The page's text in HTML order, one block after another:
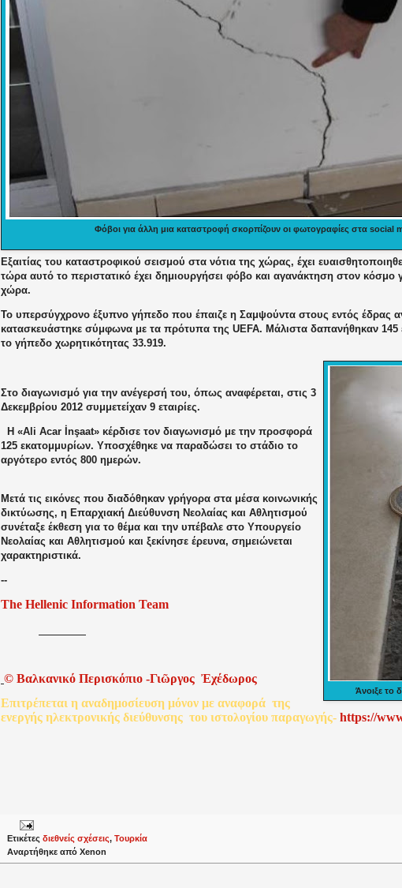
Φόβοι για άλλη μια καταστροφή σκορπίζουν οι φωτογραφίες στα social
Εξαιτίας του καταστροφικού σεισμού στα νότια της χώρας, έχει
τώρα αυτό το περιστατικό έχει δημιουργήσει φόβο και αγανάκτηση στον κόσμο
χώρα.
Το υπερσύγχρονο έξυπνο γήπεδο που έπαιζε η Σαμψούντα στους εντός έδρας
κατασκευάστηκε σύμφωνα με τα πρότυπα της UEFA. Μάλιστα δαπανήθηκαν 145
το γήπεδο χωρητικότητας 33.919.
Άνοιξε το
Στο διαγωνισμό για την ανέγερσή του, όπως αναφέρεται, στις 3
Δεκεμβρίου 2012 συμμετείχαν 9 εταιρίες.
Η «Ali Acar İnşaat» κέρδισε τον διαγωνισμό με την προσφορά
125 εκατομμυρίων. Υποσχέθηκε να παραδώσει το στάδιο το
αργότερο εντός 800 ημερών.
Μετά τις εικόνες που διαδόθηκαν γρήγορα στα μέσα κοινωνικής
δικτύωσης, η Επαρχιακή Διεύθυνση Νεολαίας και Αθλητισμού
συνέταξε έκθεση για το θέμα και την υπέβαλε στο Υπουργείο
Νεολαίας και Αθλητισμού και ξεκίνησε έρευνα, σημειώνεται
χαρακτηριστικά.
--
The Hellenic Information Team
© Βαλκανικό Περισκόπιο -Γιῶργος Ἐχέδωρος
Επιτρέπεται η αναδημοσίευση μόνον με αναφορά της
ενεργής ηλεκτρονικής διεύθυνσης του ιστολογίου παραγωγής- https://
Ετικέτες διεθνείς σχέσεις, Τουρκία
Αναρτήθηκε από Xenon